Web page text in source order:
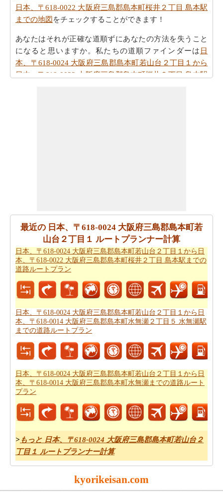
日本、〒618-0022 大阪府三島郡島本町桜井２丁目 島本駅
までの地図をチェックすることができます！
あなたはそれが正確な道順ずにあなたの方法を失うこと
になると思いますか。私たちの道順ファインダーは 日
本、〒618-0024 大阪府三島郡島本町若山台２丁目１から
日本、〒618-0022 大阪府三島郡島本町桜井２丁目 島本駅
トプランナーを取得することができます。また、あなた
の旅の最後の微細な変化に対応することができます。
あなたが到達するために急いでいる場合ので、あなた
は、飛行機で行くことを好みます。あなたは日本、〒
618-0022 大阪府三島郡島本町桜井２丁目 島本駅の間の飛
行距離を知りたいですか。あなたはまた日本、〒618-
0024 大阪府三島郡島本町若山台２丁目１から日本、〒
618-0022 大阪府三島郡島本町桜井２丁目 島本駅までの飛
行距離.
あなたは旅に時間の制約を持っていますか。 の場合、あ
いし、これのためにあなたは日本、〒618-0024 大阪府三
島郡島本町若山台２丁目１から日本、〒618-0022 大阪府
三島郡島本町桜井２丁目 島本駅までの飛行時間を知って
いる必要があります。
あなたのルートを得ることが計画された後、あなたの旅
のために駆動するためのコストの公正な見積もりを有す
ら日本、〒618-0022 大阪府三島郡島本町桜井２丁目 島本
最近の 日本、〒618-0024 大阪府三島郡島本町若
山台２丁目１ ルートプランナー計算
日本、〒618-0024 大阪府三島郡島本町若山台２丁目１から日
本、〒618-0022 大阪府三島郡島本町桜井２丁目 島本駅までの
道路ルートプラン
日本、〒618-0024 大阪府三島郡島本町若山台２丁目１から日
本、〒618-0014 大阪府三島郡島本町水無瀬２丁目５ 水無瀬駅
までの道路ルートプラン
日本、〒618-0024 大阪府三島郡島本町若山台２丁目１から日
本、〒618-0014 大阪府三島郡島本町水無瀬までの道路ルート
プラン
> もっと 日本、〒618-0024 大阪府三島郡島本町若山台２
丁目１ ルートプランナー計算
kyorikeisan.com